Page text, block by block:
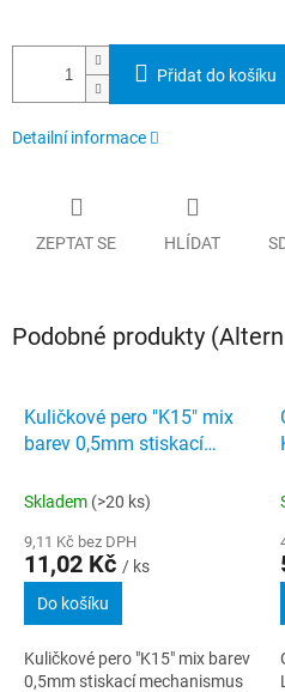
Přidat do košíku
Detailní informace
ZEPTAT SE HLÍDAT
Podobné produkty
Kuličkové pero "K15" mix
barev 0,5mm stiskací
SCHNEIDER
Skladem (>20 ks)
9,11 Kč bez DPH
11,02 Kč / ks
Do košíku
Kuličkové pero "K15" mix barev
0,5mm stiskací mechanismus